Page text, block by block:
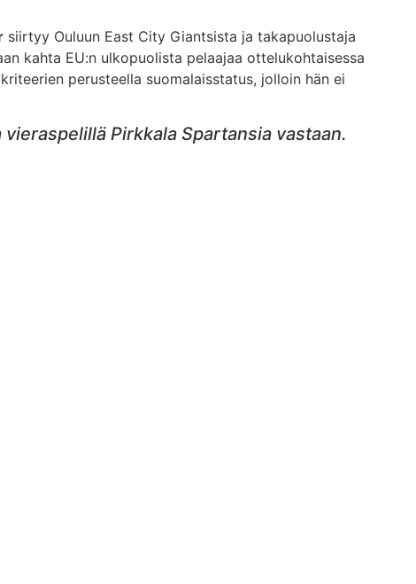
siirtyy Ouluun East City Giantsista ja takapuolustaja
kahta EU:n ulkopuolista pelaajaa ottelukohtaisessa
perusteella suomalaisstatus, jolloin hän ei
Pirkkala Spartansia vastaan.